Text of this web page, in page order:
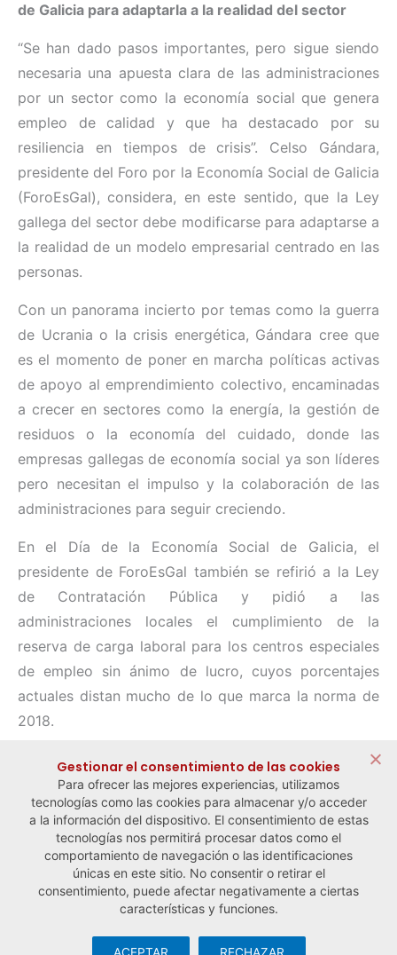
de Galicia para adaptarla a la realidad del sector
“Se han dado pasos importantes, pero sigue siendo
necesaria una apuesta clara de las administraciones
por un sector como la economía social que genera
empleo de calidad y que ha destacado por su
resiliencia en tiempos de crisis”. Celso Gándara,
presidente del Foro por la Economía Social de Galicia
(ForoEsGal), considera, en este sentido, que la Ley
gallega del sector debe modificarse para adaptarse a
la realidad de un modelo empresarial centrado en las
personas.
Con un panorama incierto por temas como la guerra
de Ucrania o la crisis energética, Gándara cree que
es el momento de poner en marcha políticas activas
de apoyo al emprendimiento colectivo, encaminadas
a crecer en sectores como la energía, la gestión de
residuos o la economía del cuidado, donde las
empresas gallegas de economía social ya son líderes
pero necesitan el impulso y la colaboración de las
administraciones para seguir creciendo.
En el Día de la Economía Social de Galicia, el
presidente de ForoEsGal también se refirió a la Ley
de Contratación Pública y pidió a las
administraciones locales el cumplimiento de la
reserva de carga laboral para los centros especiales
de empleo sin ánimo de lucro, cuyos porcentajes
actuales distan mucho de lo que marca la norma de
2018.
← Noticia anterior Noticia siguiente →
Gestionar el consentimiento de las cookies
Para ofrecer las mejores experiencias, utilizamos
tecnologías como las cookies para almacenar y/o acceder
a la información del dispositivo. El consentimiento de estas
tecnologías nos permitirá procesar datos como el
comportamiento de navegación o las identificaciones
únicas en este sitio. No consentir o retirar el
consentimiento, puede afectar negativamente a ciertas
características y funciones.